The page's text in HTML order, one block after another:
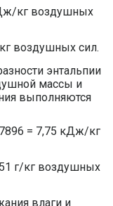
кг воздушных
воздушных сил.
энтальпии
массы и
выполняются
= 7,75 кДж/кг
г/кг воздушных
влаги и